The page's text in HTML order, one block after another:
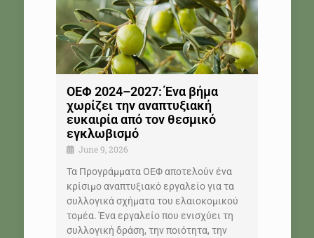
ΟΕΦ 2024–2027: Ένα βήμα
χωρίζει την αναπτυξιακή
ευκαιρία από τον θεσμικό
εγκλωβισμό
June 9, 2026
Τα Προγράμματα ΟΕΦ αποτελούν ένα
κρίσιμο αναπτυξιακό εργαλείο για τα
συλλογικά σχήματα του ελαιοκομικού
τομέα. Ένα εργαλείο που ενισχύει τη
συλλογική δράση, την ποιότητα, την